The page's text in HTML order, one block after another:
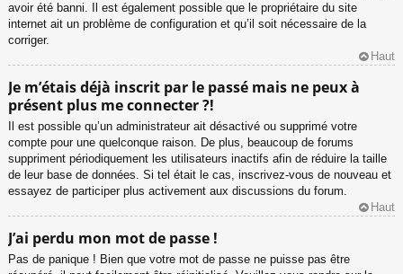
avoir été banni. Il est également possible que le propriétaire du site
internet ait un problème de configuration et qu’il soit nécessaire de la
corriger.
Haut
Je m’étais déjà inscrit par le passé mais ne peux à
présent plus me connecter ?!
Il est possible qu’un administrateur ait désactivé ou supprimé votre
compte pour une quelconque raison. De plus, beaucoup de forums
suppriment périodiquement les utilisateurs inactifs afin de réduire la taille
de leur base de données. Si tel était le cas, inscrivez-vous de nouveau et
essayez de participer plus activement aux discussions du forum.
Haut
J’ai perdu mon mot de passe !
Pas de panique ! Bien que votre mot de passe ne puisse pas être